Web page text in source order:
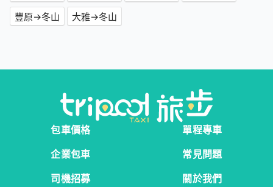
豐原→冬山
大雅→冬山
包車價格
單程專車
企業包車
常見問題
司機招募
關於我們